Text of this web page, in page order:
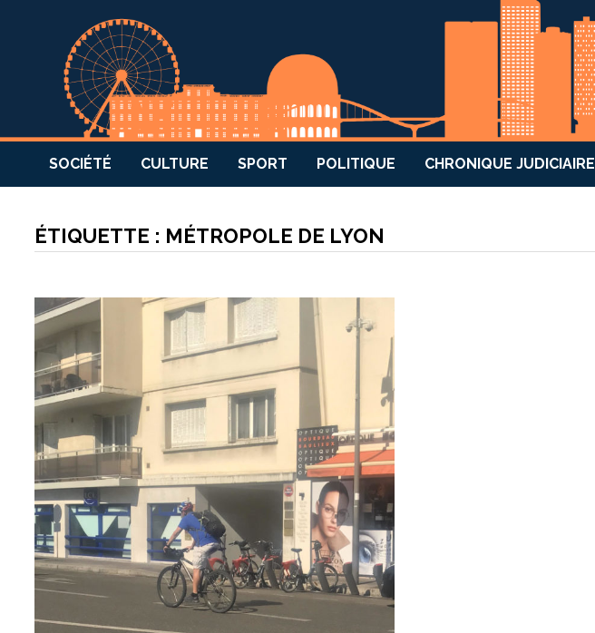
SOCIÉTÉ CULTURE SPORT POLITIQUE CHRONIQUE JUDICIAIRE
ÉTIQUETTE : MÉTROPOLE DE LYON